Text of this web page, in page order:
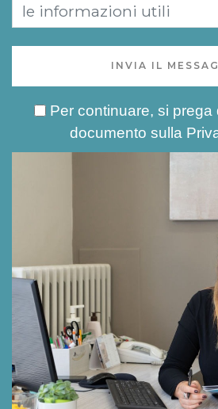
INVIA IL
Per continuare, si prega
documento sulla